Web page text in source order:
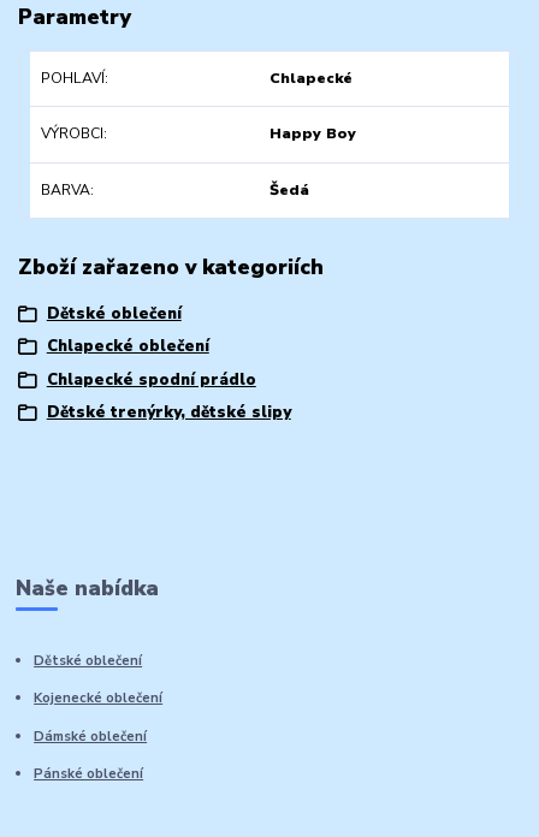
Parametry
POHLAVÍ Chlapecké
VÝROBCI Happy Boy
BARVA Šedá
Zboží zařazeno v kategoriích
Dětské oblečení
Chlapecké oblečení
Chlapecké spodní prádlo
Dětské trenýrky, dětské slipy
Naše nabídka
Dětské oblečení
Kojenecké oblečení
Dámské oblečení
Pánské oblečení